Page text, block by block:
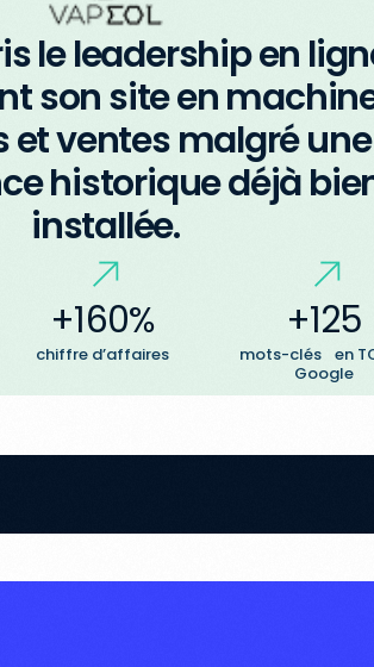
le leadership en
son site en
et ventes malgré une
historique déjà
installée.
+160%
chiffre d’affaires
+125
mots-clés en
Google